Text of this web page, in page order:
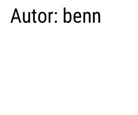
Autor: benn